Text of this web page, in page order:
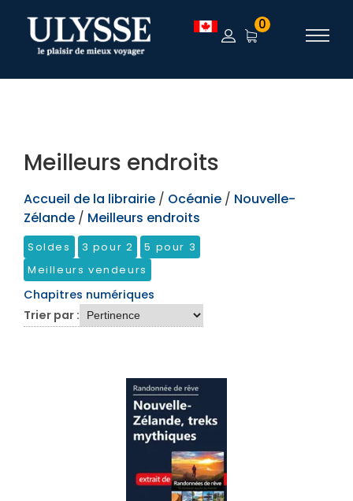
TEST 0
Meilleurs endroits
Accueil de la librairie / Océanie / Nouvelle-
Zélande / Meilleurs endroits
Soldes 3 pour 2
5 pour 3
Meilleurs vendeurs
Chapitres numériques
Trier par :